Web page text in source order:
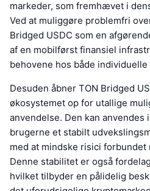
markeder, som fremhævet i
Ved at muliggøre problemfri
Bridged USDC som en
af en mobilførst finansiel
behovene hos både
Desuden åbner TON Bridged
økosystemet op for utallige
anvendelse. Den kan anvendes
brugerne et stabilt
med at mindske risici forbundet
Denne stabilitet er også
hvilket tilbyder en pålidelig